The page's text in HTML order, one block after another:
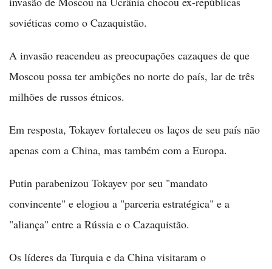
soviéticas como o Cazaquistão.
A invasão reacendeu as preocupações cazaques de que
Moscou possa ter ambições no norte do país, lar de três
milhões de russos étnicos.
Em resposta, Tokayev fortaleceu os laços de seu país não
apenas com a China, mas também com a Europa.
Putin parabenizou Tokayev por seu "mandato
convincente" e elogiou a "parceria estratégica" e a
"aliança" entre a Rússia e o Cazaquistão.
Os líderes da Turquia e da China visitaram o